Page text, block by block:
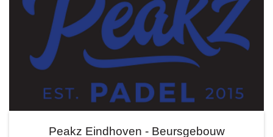
Peakz Eindhoven - Beursgebouw